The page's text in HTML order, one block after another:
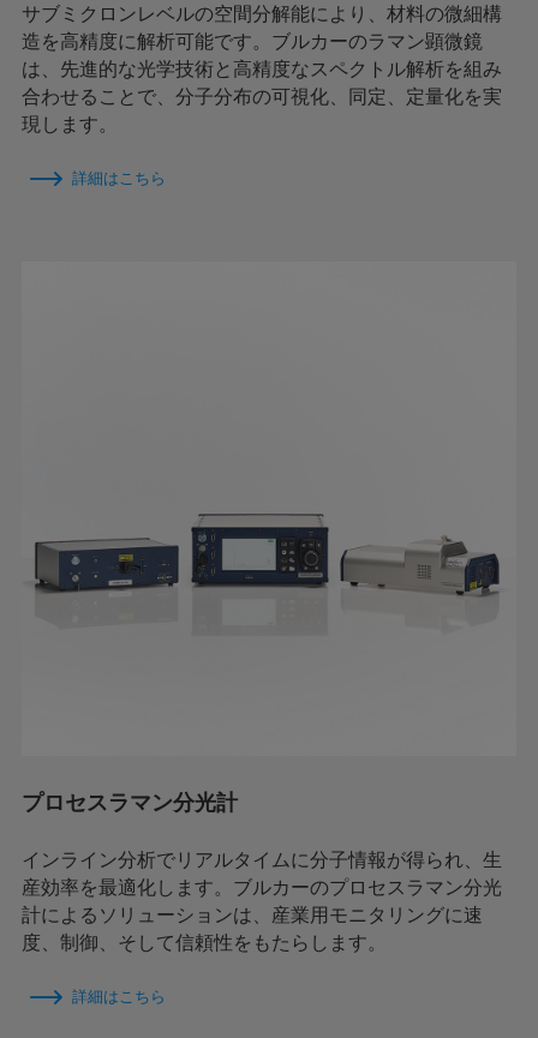
サブミクロンレベルの空間分解能により、材料の微細構
造を高精度に解析可能です。ブルカーのラマン顕微鏡
は、先進的な光学技術と高精度なスペクトル解析を組み
合わせることで、分子分布の可視化、同定、定量化を実
現します。
詳細はこちら
プロセスラマン分光計
インライン分析でリアルタイムに分子情報が得られ、生
産効率を最適化します。ブルカーのプロセスラマン分光
計によるソリューションは、産業用モニタリングに速
度、制御、そして信頼性をもたらします。
詳細はこちら